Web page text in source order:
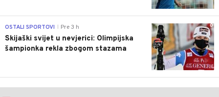
0
OSTALI SPORTOVI Pre 3 h
Skijaški svijet u nevjerici: Olimpijska
šampionka rekla zbogom stazama